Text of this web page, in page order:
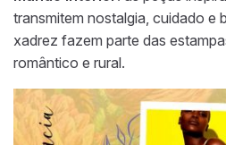
transmitem nostalgia, cuidado e
xadrez fazem parte das
romântico e rural.